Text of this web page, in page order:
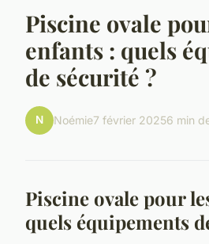
Piscine ovale
enfants : quels
de sécurité ?
N Noémie7 février 20256 min
Piscine ovale pour
quels équipements